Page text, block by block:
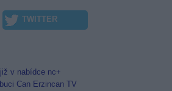
TWITTER
v nabídce nc+
Can Erzincan TV